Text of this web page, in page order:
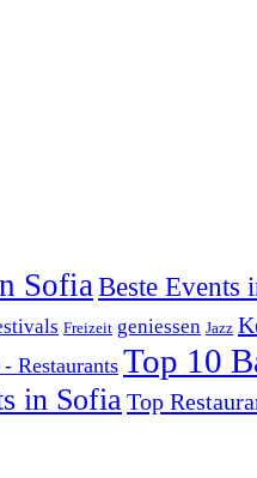
SofiaBeste Events
Freizeit geniessen Jazz
Restaurants Top 10
in SofiaTop